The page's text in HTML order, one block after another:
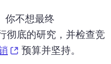
你不想最终
彻底的研究，并检查竞
(opens in a new tab)
预算并坚持。